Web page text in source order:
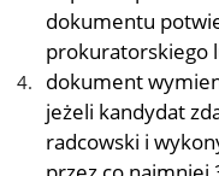
dokumentu
prokuratorskiego
dokument
jeżeli kandydat
radcowski i